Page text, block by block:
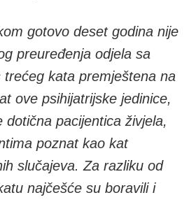
gotovo deset godina nije
preuređenja odjela sa
trećeg kata premještena na
ove psihijatrijske jedinice,
dotična pacijentica živjela,
poznat kao kat
slučajeva. Za razliku od
najčešće su boravili i